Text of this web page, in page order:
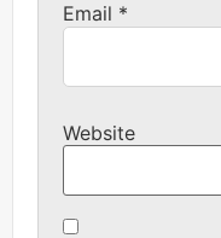
Email *
Website